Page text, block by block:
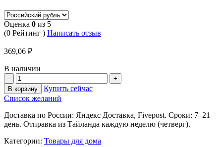
Оценка 0 из 5
(0 Рейтинг ) Написать отзыв
369,06 ₽
В наличии
В корзину
Купить сейчас
Список желаний
Доставка по России: Яндекс Доставка, Fivepost. Сроки: 7–21
день. Отправка из Тайланда каждую неделю (четверг).
Категории: Товары для дома